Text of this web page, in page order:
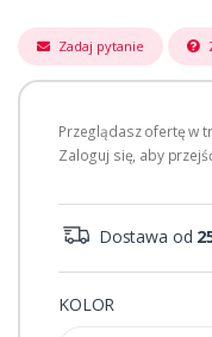
Zadaj pytanie
Przeglądasz ofertę w
Zaloguj się, aby
Dostawa od
KOLOR